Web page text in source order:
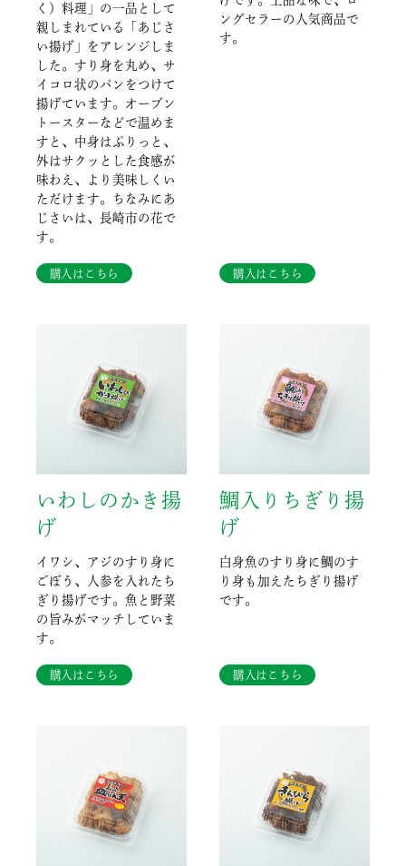
く）料理」の一品として
親しまれている「あじさ
い揚げ」をアレンジしま
した。すり身を丸め、サ
イコロ状のパンをつけて
揚げています。オーブン
トースターなどで温めま
すと、中身はぷりっと、
外はサクッとした食感が
味わえ、より美味しくい
ただけます。ちなみにあ
じさいは、長崎市の花で
す。
購入はこちら
ングセラーの人気商品で
す。
購入はこちら
いわしのかき揚
げ
イワシ、アジのすり身に
ごぼう、人参を入れたち
ぎり揚げです。魚と野菜
の旨みがマッチしていま
す。
購入はこちら
鯛入りちぎり揚
げ
白身魚のすり身に鯛のす
り身も加えたちぎり揚げ
です。
購入はこちら